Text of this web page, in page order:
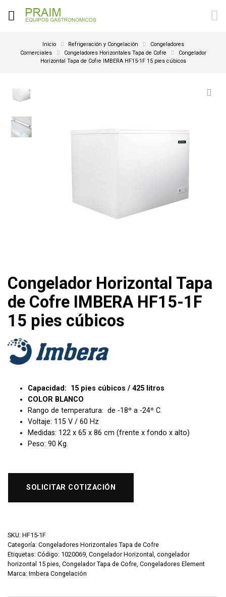
Inicio Refrigeración y Congelación
Congeladores
Comerciales
Congeladores Horizontales Tapa de Cofre
Congelador
Horizontal Tapa de Cofre IMBERA HF15-1F 15 pies cúbicos
Congelador Horizontal Tapa
de Cofre IMBERA HF15-1F
15 pies cúbicos
Capacidad: 15 pies cúbicos / 425 litros
COLOR BLANCO
Rango de temperatura: de -18º a -24º C.
Voltaje: 115 V / 60 Hz
Medidas: 122 x 65 x 86 cm (frente x fondo x alto)
Peso: 90 Kg.
SOLICITAR COTIZACIÓN
SKU: HF15-1F
Categoría: Congeladores Horizontales Tapa de Cofre
Etiquetas: Código: 1020069 Congelador Horizontal congelador
horizontal 15 pies Congelador Tapa de Cofre Congeladores Element
Marca: Imbera Congelación